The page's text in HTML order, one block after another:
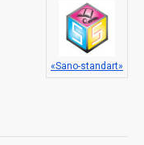
ҳузуридаги
тавсияси билан
«Sano-standart»